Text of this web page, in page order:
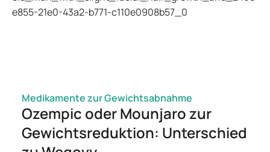
Medikamente zur Gewichtsabnahme
Ozempic oder Mounjaro zur
Gewichtsreduktion: Unterschied